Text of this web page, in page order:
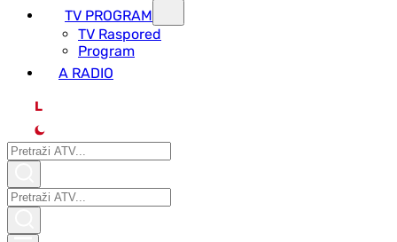
TV PROGRAM
ТV Raspored
Program
A RADIO
L